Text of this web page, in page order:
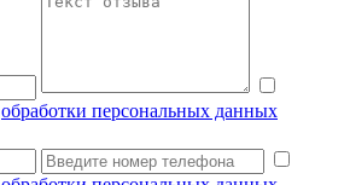
обработки персональных данных